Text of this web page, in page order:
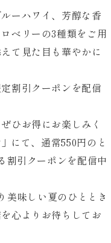
ー
ル
ド
ア
開
催！
ーハワイ 、芳醇な香
ベリー の3種類をご用
て見た目も華やかに
割引クーポンを配信
ひお得にお楽しみく
にて、通常550円のと
割引クーポンを配信中
味しい夏のひととき
心よりお待ちしてお